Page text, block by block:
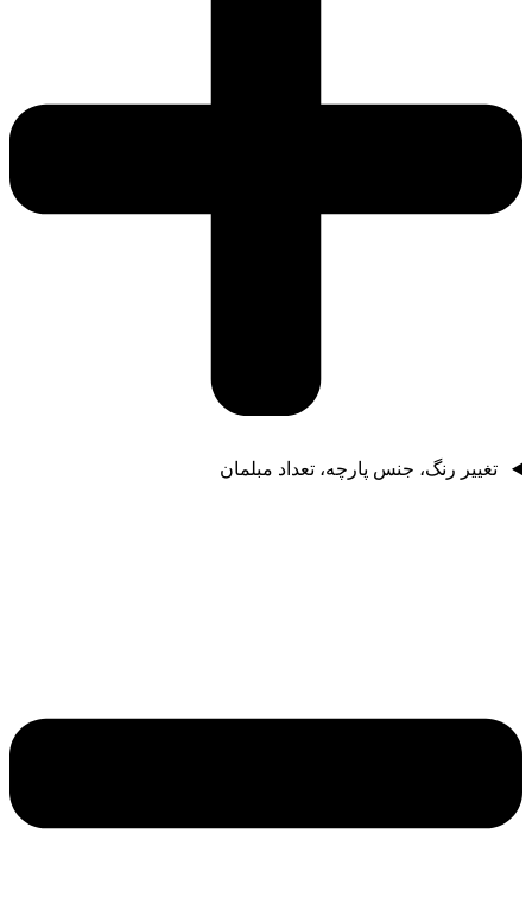
تغییر رنگ، جنس پارچه، تعداد مبلمان